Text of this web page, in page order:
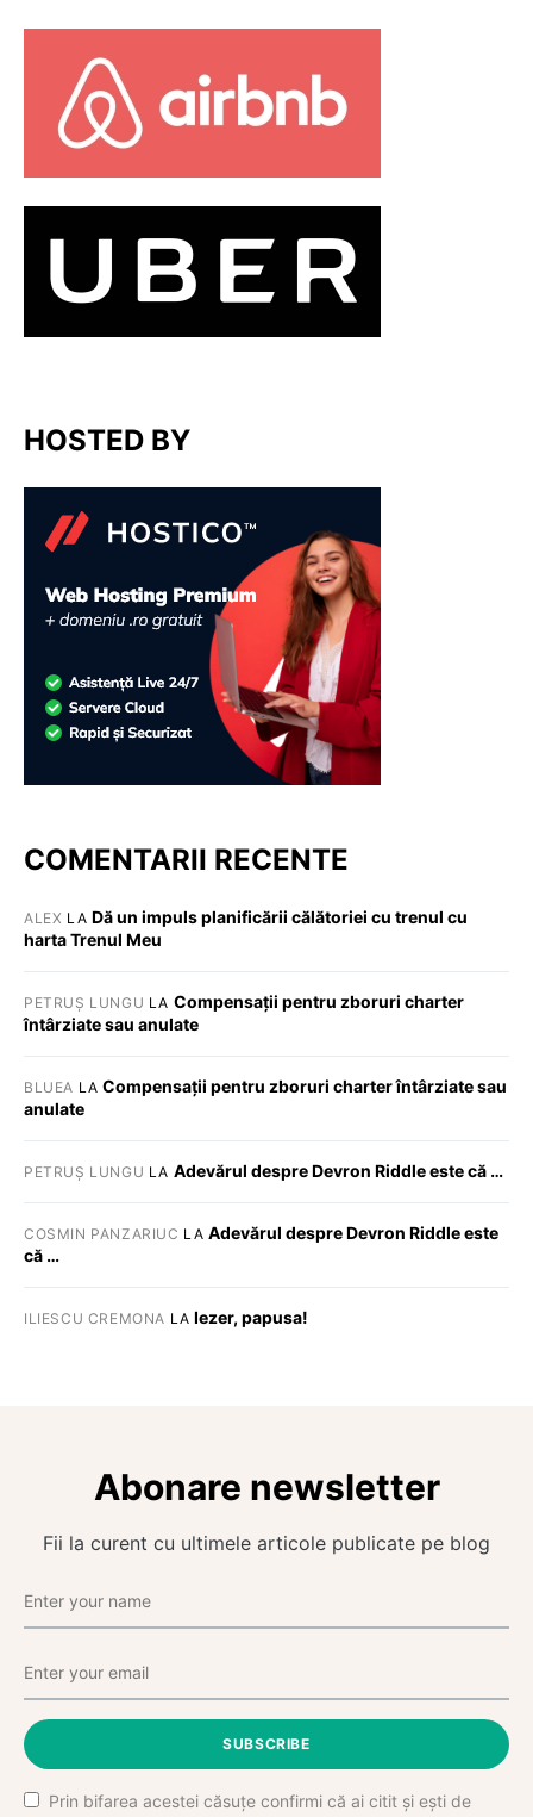
HOSTED BY
COMENTARII RECENTE
ALEX LA Dă un impuls planificării călătoriei cu trenul cu
harta Trenul Meu
PETRUȘ LUNGU LA Compensații pentru zboruri charter
întârziate sau anulate
BLUEA LACompensații pentru zboruri charter întârziate sau
anulate
PETRUȘ LUNGU LA Adevărul despre Devron Riddle este că …
COSMIN PANZARIUC LA Adevărul despre Devron Riddle este
că …
ILIESCU CREMONA LA Iezer, papusa!
Abonare newsletter
Fii la curent cu ultimele articole publicate pe blog
SUBSCRIBE
Prin bifarea acestei căsuțe confirmi că ai citit și ești de